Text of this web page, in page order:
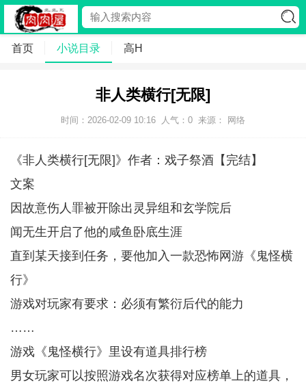
首页 小说目录 高H
非人类横行[无限]
时间：2026-02-09 10:16 人气： 0 来源： 网络
《非人类横行[无限]》作者：戏子祭酒【完结】
文案
因故意伤人罪被开除出灵异组和玄学院后
闻无生开启了他的咸鱼卧底生涯
直到某天接到任务，要他加入一款恐怖网游《鬼怪横
行》
游戏对玩家有要求：必须有繁衍后代的能力
……
游戏《鬼怪横行》里设有道具排行榜
男女玩家可以按照游戏名次获得对应榜单上的道具，